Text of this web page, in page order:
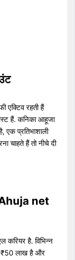
एक्टिव रहती हैं
हैं. कनिका आहूजा
एक प्रतिभाशाली
चाहते हैं तो नीचे दी
net
करियर है. विभिन्न
₹50 लाख है और